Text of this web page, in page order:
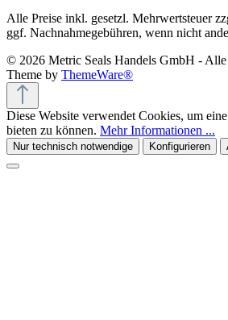
Alle Preise inkl. gesetzl. Mehrwertsteuer
ggf. Nachnahmegebühren, wenn nicht
© 2026 Metric Seals Handels GmbH - Alle
Theme by ThemeWare®
Diese Website verwendet Cookies, um
bieten zu können. Mehr Informationen ...
Nur technisch notwendige Konfigurieren